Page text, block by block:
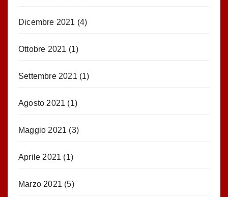
Dicembre 2021 (4)
Ottobre 2021 (1)
Settembre 2021 (1)
Agosto 2021 (1)
Maggio 2021 (3)
Aprile 2021 (1)
Marzo 2021 (5)